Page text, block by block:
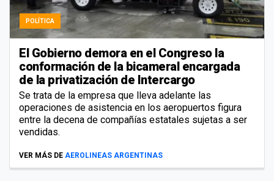
POLÍTICA
El Gobierno demora en el Congreso la
conformación de la bicameral encargada
de la privatización de Intercargo
Se trata de la empresa que lleva adelante las
operaciones de asistencia en los aeropuertos figura
entre la decena de compañías estatales sujetas a ser
vendidas.
VER MÁS DE AEROLINEAS ARGENTINAS